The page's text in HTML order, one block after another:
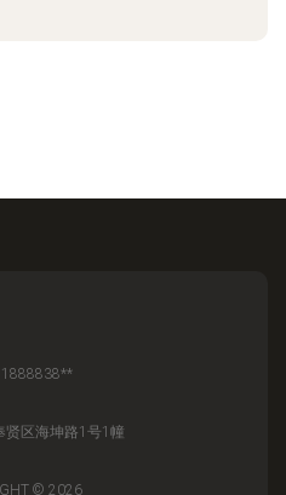
贤区海坤路1号1幢
© 2026